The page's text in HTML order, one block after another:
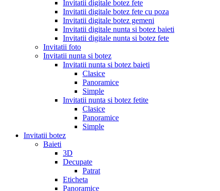
Invitatii digitale botez fete
Invitatii digitale botez fete cu poza
Invitatii digitale botez gemeni
Invitatii digitale nunta si botez baieti
Invitatii digitale nunta si botez fete
Invitatii foto
Invitatii nunta si botez
Invitatii nunta si botez baieti
Clasice
Panoramice
Simple
Invitatii nunta si botez fetite
Clasice
Panoramice
Simple
Invitatii botez
Baieti
3D
Decupate
Patrat
Eticheta
Panoramice